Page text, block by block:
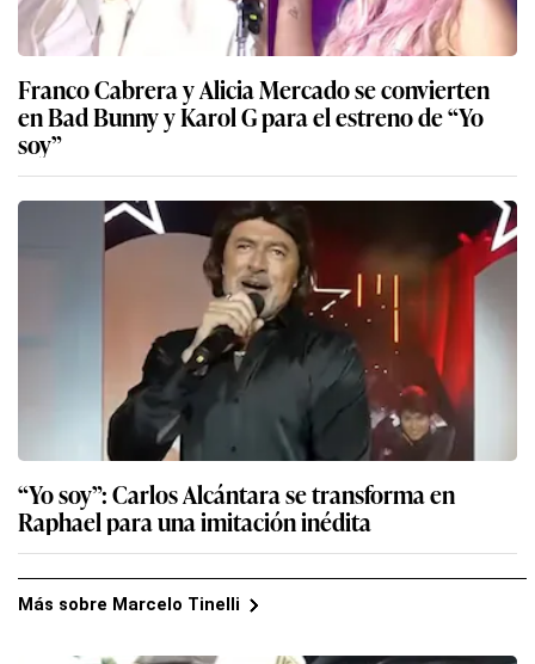
Franco Cabrera y Alicia Mercado se convierten
en Bad Bunny y Karol G para el estreno de “Yo
soy”
“Yo soy”: Carlos Alcántara se transforma en
Raphael para una imitación inédita
Más sobre Marcelo Tinelli